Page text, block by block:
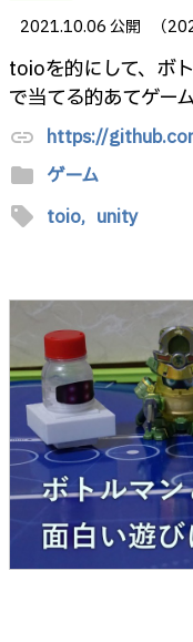
2021.10.06 公開
（
toioを的にして、ボ
で当てる的あてゲー
link https://
folder ゲーム
sell toio, unity